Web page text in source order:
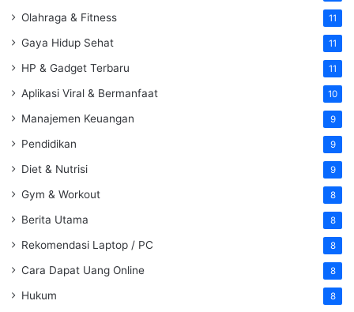
Olahraga & Fitness 11
Gaya Hidup Sehat 11
HP & Gadget Terbaru 11
Aplikasi Viral & Bermanfaat 10
Manajemen Keuangan 9
Pendidikan 9
Diet & Nutrisi 9
Gym & Workout 8
Berita Utama 8
Rekomendasi Laptop / PC 8
Cara Dapat Uang Online 8
Hukum 8